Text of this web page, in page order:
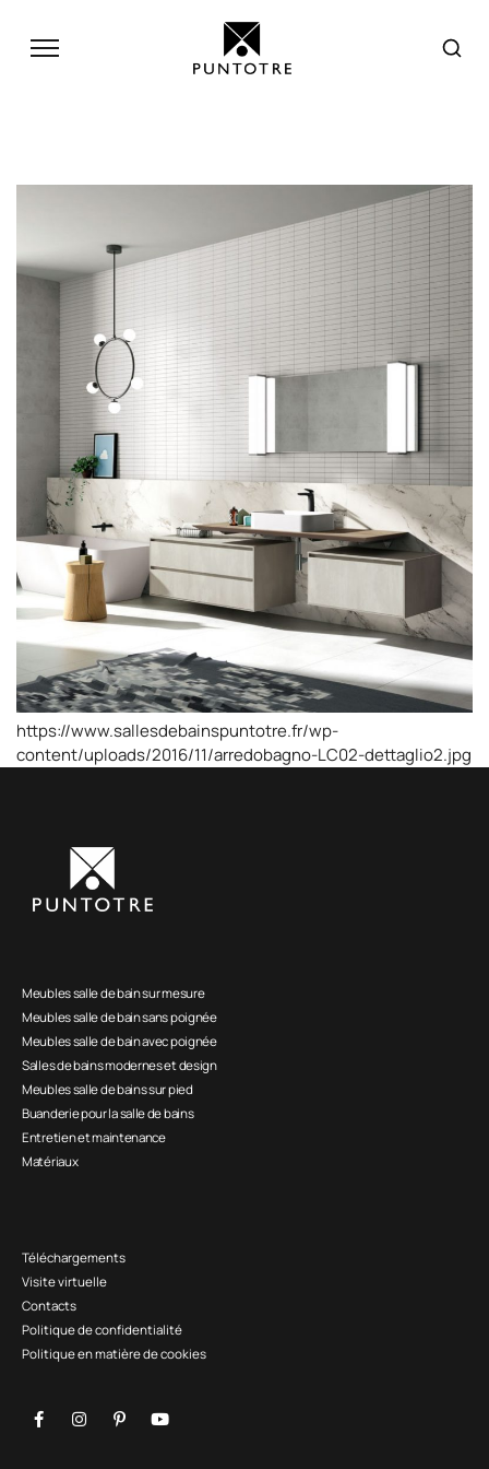
https://www.sallesdebainspuntotre.fr/wp-
content/uploads/2016/11/arredobagno-LC02-dettaglio2.jpg
Meubles salle de bain sur mesure
Meubles salle de bain sans poignée
Meubles salle de bain avec poignée
Salles de bains modernes et design
Meubles salle de bains sur pied
Buanderie pour la salle de bains
Entretien et maintenance
Matériaux
Téléchargements
Visite virtuelle
Contacts
Politique de confidentialité
Politique en matière de cookies